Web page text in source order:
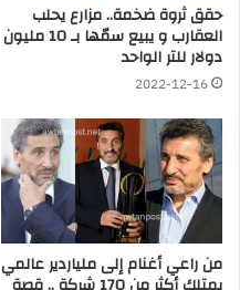
حقق ثروة ضخمة.. مزارع يحلب
العقارب و يبيع سمّها بـ 10 مليون
دولار للتر الواحد
2022-12-16
من راعي أغنام إلى ملياردير عالمي